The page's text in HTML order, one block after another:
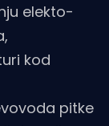
elekto-
kod
pitke